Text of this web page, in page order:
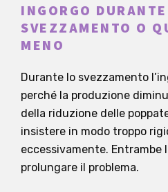
INGORGO
SVEZZAMENTO O
MENO
Durante lo svezzamento
perché la produzione
della riduzione delle
insistere in modo troppo
eccessivamente. Entrambe
prolungare il problema.